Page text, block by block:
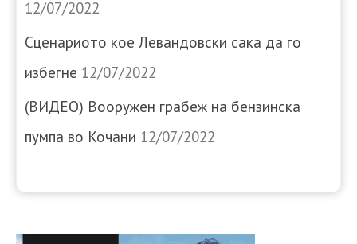
12/07/2022
Сценариото кое Левандовски сака да го
избегне 12/07/2022
(ВИДЕО) Вооружен грабеж на бензинска
пумпа во Кочани 12/07/2022